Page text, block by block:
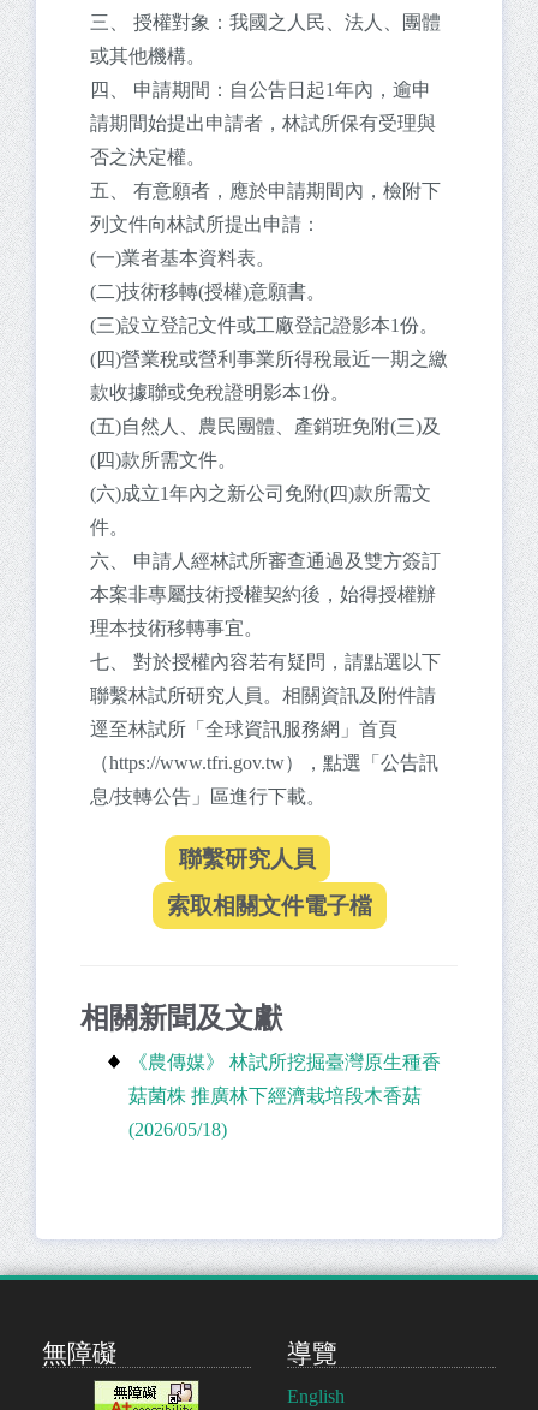
三、 授權對象：我國之人民、法人、團體
或其他機構。
四、 申請期間：自公告日起1年內，逾申
請期間始提出申請者，林試所保有受理與
否之決定權。
五、 有意願者，應於申請期間內，檢附下
列文件向林試所提出申請：
(一)業者基本資料表。
(二)技術移轉(授權)意願書。
(三)設立登記文件或工廠登記證影本1份。
(四)營業稅或營利事業所得稅最近一期之繳
款收據聯或免稅證明影本1份。
(五)自然人、農民團體、產銷班免附(三)及
(四)款所需文件。
(六)成立1年內之新公司免附(四)款所需文
件。
六、 申請人經林試所審查通過及雙方簽訂
本案非專屬技術授權契約後，始得授權辦
理本技術移轉事宜。
七、 對於授權內容若有疑問，請點選以下
聯繫林試所研究人員。相關資訊及附件請
逕至林試所「全球資訊服務網」首頁
（https://www.tfri.gov.tw），點選「公告訊
息/技轉公告」區進行下載。
相關新聞及文獻
《農傳媒》 林試所挖掘臺灣原生種香
菇菌株 推廣林下經濟栽培段木香菇
(2026/05/18)
無障礙 導覽
English